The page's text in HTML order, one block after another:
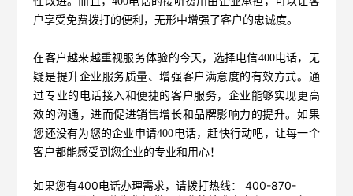
户享受免费拨打的便利，无形中增强了客户的忠诚度。
在客户越来越重视服务体验的今天，选择电信400电话，无
疑是提升企业服务质量、增强客户满意度的有效方式。通
过专业的电话接入和便捷的客户服务，企业能够实现更高
效的沟通，进而促进销售增长和品牌影响力的提升。如果
您还没有为您的企业申请400电话，赶快行动吧，让每一个
客户都能感受到您企业的专业和用心！
如果您有400电话办理需求，请拨打热线： 400-870-